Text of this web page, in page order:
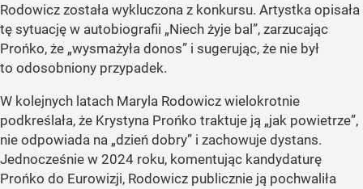
Rodowicz została wykluczona z konkursu. Artystka opisała
tę sytuację w autobiografii „Niech żyje bal”, zarzucając
Prońko, że „wysmażyła donos” i sugerując, że nie był
to odosobniony przypadek.
W kolejnych latach Maryla Rodowicz wielokrotnie
podkreślała, że Krystyna Prońko traktuje ją „jak powietrze”,
nie odpowiada na „dzień dobry” i zachowuje dystans.
Jednocześnie w 2024 roku, komentując kandydaturę
Prońko do Eurowizji, Rodowicz publicznie ją pochwaliła